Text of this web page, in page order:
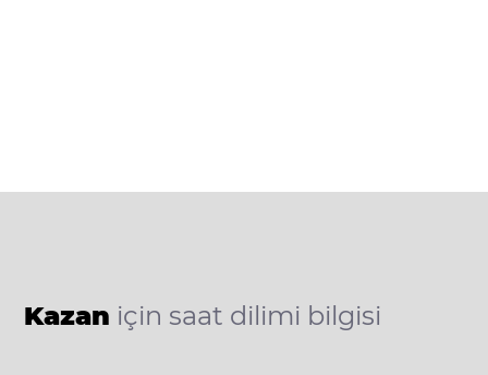
Kazan için saat dilimi bilgisi